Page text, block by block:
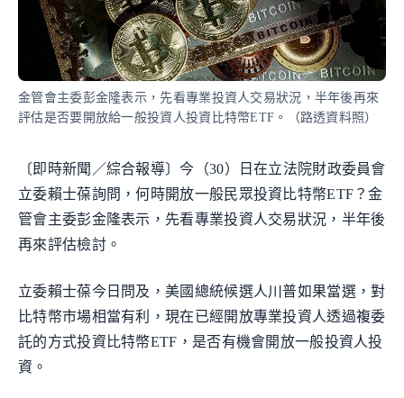
金管會主委彭金隆表示，先看專業投資人交易狀況，半年後再來
評估是否要開放給一般投資人投資比特幣ETF。（路透資料照）
〔即時新聞／綜合報導〕今（30）日在立法院財政委員會
立委賴士葆詢問，何時開放一般民眾投資比特幣ETF？金
管會主委彭金隆表示，先看專業投資人交易狀況，半年後
再來評估檢討。
立委賴士葆今日問及，美國總統候選人川普如果當選，對
比特幣市場相當有利，現在已經開放專業投資人透過複委
託的方式投資比特幣ETF，是否有機會開放一般投資人投
資。